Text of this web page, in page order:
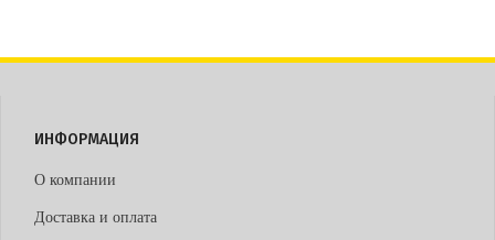
ИНФОРМАЦИЯ
О компании
Доставка и оплата